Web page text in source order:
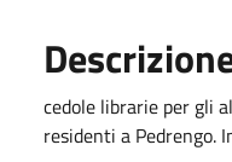
cedole librarie per gli
residenti a Pedrengo.